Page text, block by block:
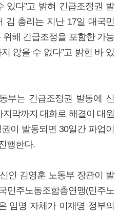
있다”고 밝혀 긴급조정권 발
김 총리는 지난 17일 대국민
위해 긴급조정을 포함한 가능
않을 수 없다”고 밝힌 바 있
부는 긴급조정권 발동에 신
막까지 대화로 해결이 대원
이 발동되면 30일간 파업이
행한다.
인 김영훈 노동부 장관이 발
민주노동조합총연맹(민주노
임명 자체가 이재명 정부의